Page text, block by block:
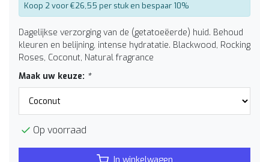
Koop 2 voor €26,55 per stuk en bespaar 10%
Dagelijkse verzorging van de (getatoeëerde) huid. Behoud
kleuren en belijning, intense hydratatie. Blackwood, Rocking
Roses, Coconut, Natural fragrance
Maak uw keuze: *
Op voorraad